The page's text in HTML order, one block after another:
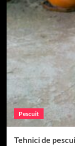
Pescuit
Tehnici de